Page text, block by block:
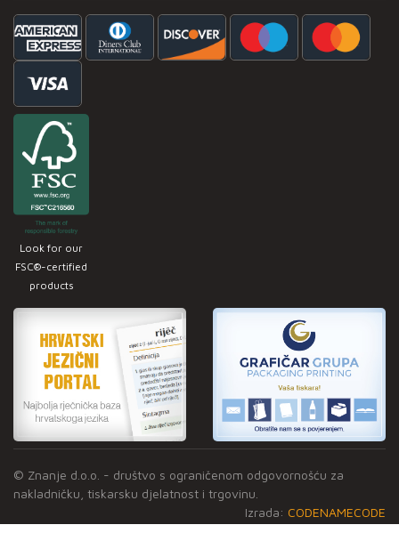
Look for our
FSC®-certified
products
© Znanje d.o.o. - društvo s ograničenom odgovornošću za
nakladničku, tiskarsku djelatnost i trgovinu.
Izrada: CODENAMECODE